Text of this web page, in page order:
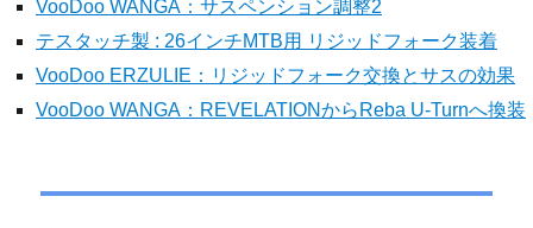
VooDoo WANGA：サスペンション調整2
テスタッチ製 : 26インチMTB用 リジッドフォーク装着
VooDoo ERZULIE：リジッドフォーク交換とサスの効果
VooDoo WANGA：REVELATIONからReba U-Turnへ換装